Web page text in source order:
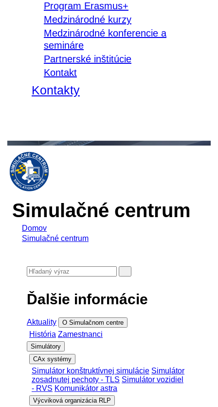
Program Erasmus+
Medzinárodné kurzy
Medzinárodné konferencie a
semináre
Partnerské inštitúcie
Kontakt
Kontakty
Simulačné centrum
Domov
Simulačné centrum
Ďalšie informácie
Aktuality O Simulačnom centre
História Zamestnanci
Simulátory
CAx systémy
Simulátor konštruktívnej simulácie Simulátor
zosadnutej pechoty - TLS Simulátor vozidiel
- RVS Komunikátor astra
Výcviková organizácia RLP